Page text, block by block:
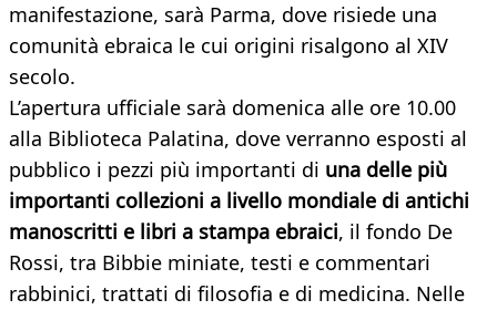
manifestazione, sarà Parma, dove risiede una
comunità ebraica le cui origini risalgono al XIV
secolo.
L’apertura ufficiale sarà domenica alle ore 10.00
alla Biblioteca Palatina, dove verranno esposti al
pubblico i pezzi più importanti di una delle più
importanti collezioni a livello mondiale di antichi
manoscritti e libri a stampa ebraici, il fondo De
Rossi, tra Bibbie miniate, testi e commentari
rabbinici, trattati di filosofia e di medicina. Nelle